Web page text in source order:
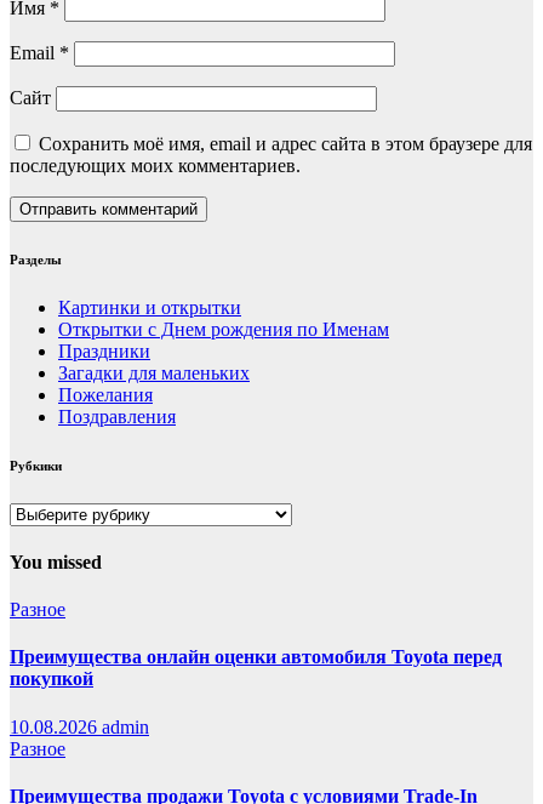
Имя *
Email *
Сайт
Сохранить моё имя, email и адрес сайта в этом браузере для
последующих моих комментариев.
Разделы
Картинки и открытки
Открытки с Днем рождения по Именам
Праздники
Загадки для маленьких
Пожелания
Поздравления
Рубкики
Рубкики
You missed
Разное
Преимущества онлайн оценки автомобиля Toyota перед
покупкой
10.08.2026 admin
Разное
Преимущества продажи Toyota с условиями Trade-In